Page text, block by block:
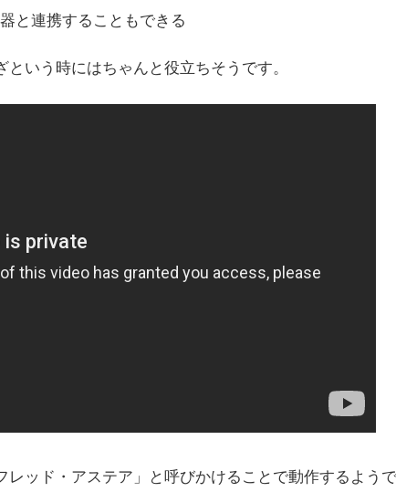
と連携することもできる
いう時にはちゃんと役立ちそうです。
レッド・アステア」と呼びかけることで動作するようで